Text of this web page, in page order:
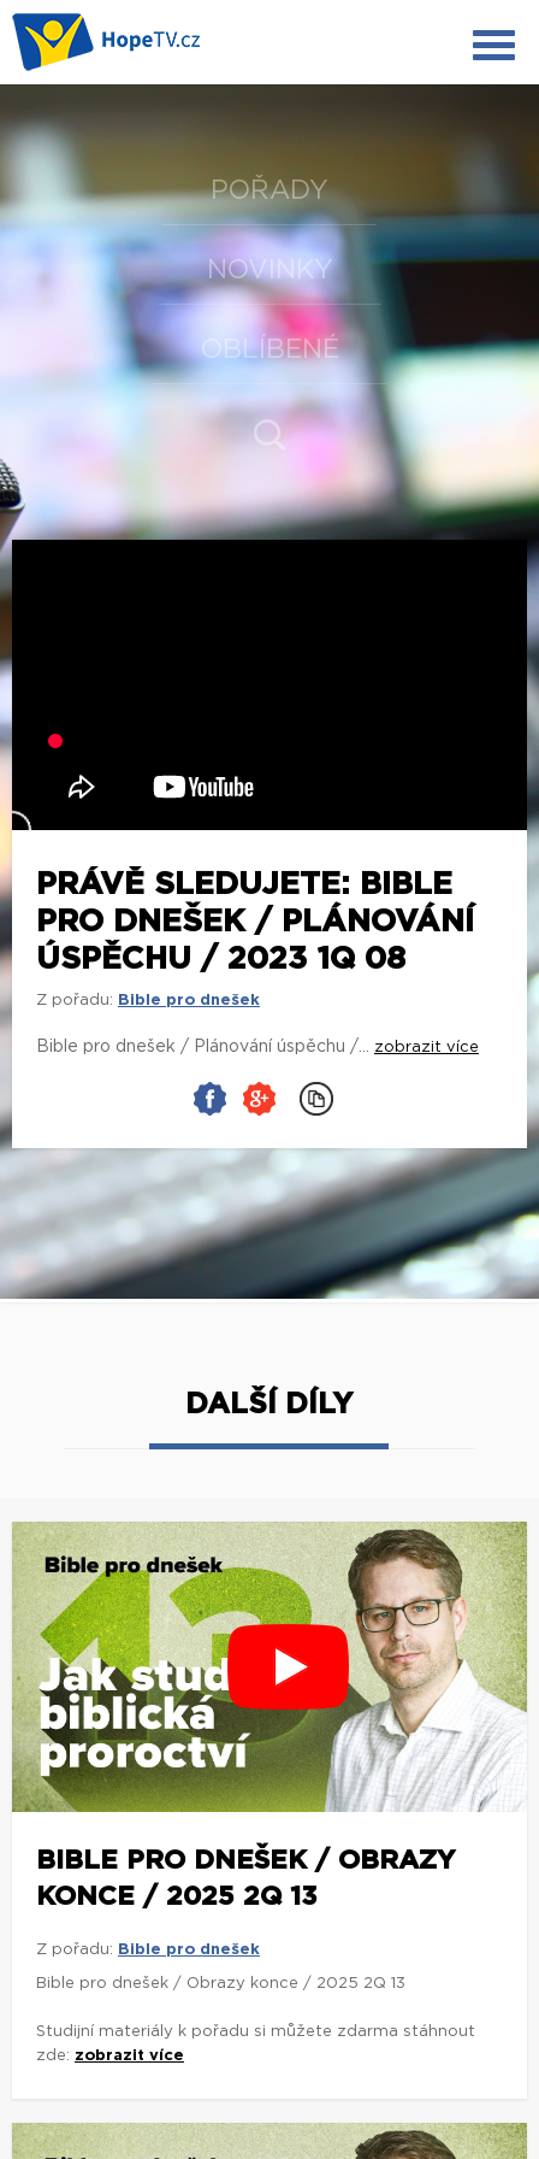
POŘADY
NOVINKY
OBLÍBENÉ
PRÁVĚ SLEDUJETE: BIBLE
PRO DNEŠEK / PLÁNOVÁNÍ
ÚSPĚCHU / 2023 1Q 08
Z pořadu: Bible pro dnešek
Bible pro dnešek / Plánování úspěchu /... zobrazit více
DALŠÍ DÍLY
BIBLE PRO DNEŠEK / OBRAZY
KONCE / 2025 2Q 13
Z pořadu: Bible pro dnešek
Bible pro dnešek / Obrazy konce / 2025 2Q 13
Studijní materiály k pořadu si můžete zdarma stáhnout
zde: zobrazit více